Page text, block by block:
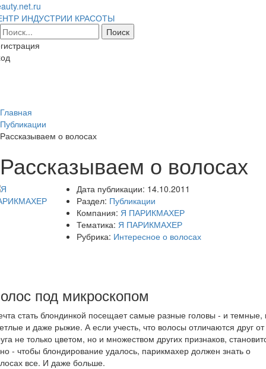
ИНДУСТРИИ КРАСОТЫ
Главная
Публикации
Рассказываем о волосах
Рассказываем о волосах
Дата публикации: 14.10.2011
Раздел: Публикации
Компания: Я ПАРИКМАХЕР
Тематика: Я ПАРИКМАХЕР
Рубрика: Интересное о волосах
под микроскопом
стать блондинкой посещает самые разные головы - и темные,
и даже рыжие. А если учесть, что волосы отличаются друг от
не только цветом, но и множеством других признаков,
- чтобы блондирование удалось, парикмахер должен знать о
все. И даже больше.